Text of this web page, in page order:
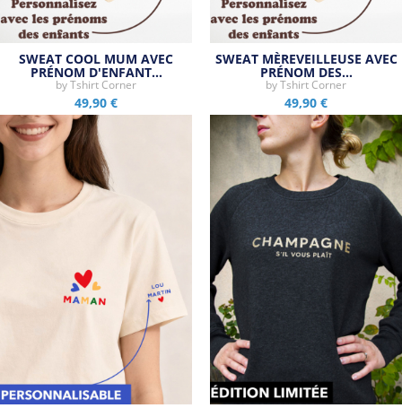
SWEAT COOL MUM AVEC
PRÉNOM D'ENFANT…
byTshirt Corner
49,90 €
SWEAT MÈREVEILLEUSE AVEC
PRÉNOM DES…
byTshirt Corner
49,90 €